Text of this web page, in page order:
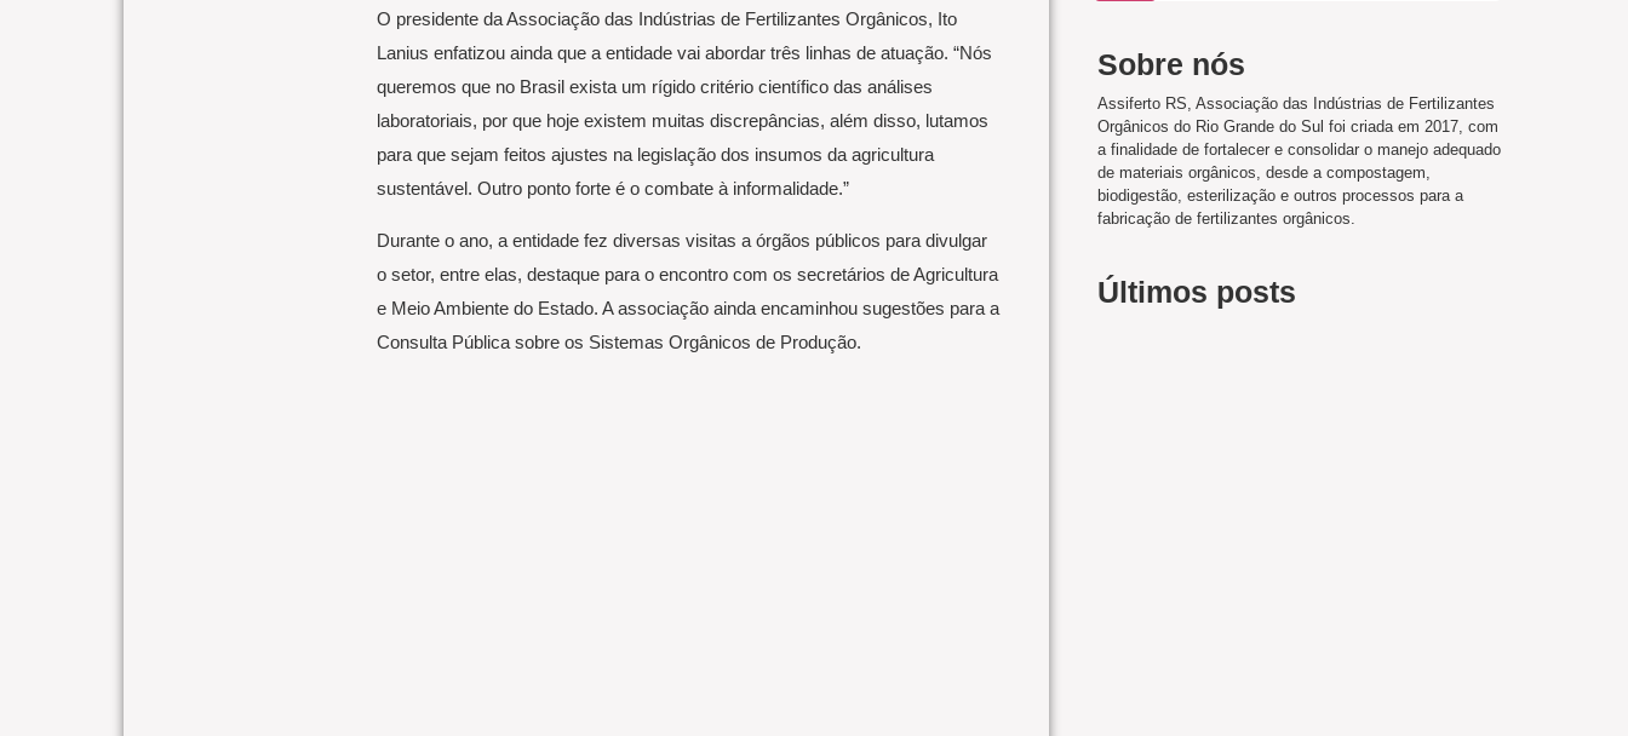
O presidente da Associação das Indústrias de Fertilizantes Orgânicos, Ito
Lanius enfatizou ainda que a entidade vai abordar três linhas de atuação. “Nós
queremos que no Brasil exista um rígido critério científico das análises
laboratoriais, por que hoje existem muitas discrepâncias, além disso, lutamos
para que sejam feitos ajustes na legislação dos insumos da agricultura
sustentável. Outro ponto forte é o combate à informalidade.”
Durante o ano, a entidade fez diversas visitas a órgãos públicos para divulgar
o setor, entre elas, destaque para o encontro com os secretários de Agricultura
e Meio Ambiente do Estado. A associação ainda encaminhou sugestões para a
Consulta Pública sobre os Sistemas Orgânicos de Produção.
Sobre nós
Assiferto RS, Associação das Indústrias de Fertilizantes
Orgânicos do Rio Grande do Sul foi criada em 2017, com
a finalidade de fortalecer e consolidar o manejo adequado
de materiais orgânicos, desde a compostagem,
biodigestão, esterilização e outros processos para a
fabricação de fertilizantes orgânicos.
Últimos posts